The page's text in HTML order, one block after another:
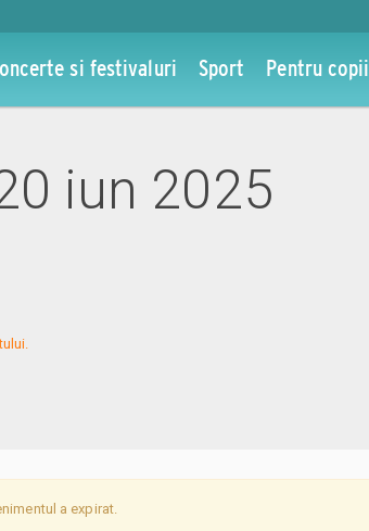
si festivaluri Sport Pentru copii
iun 2025
a expirat.